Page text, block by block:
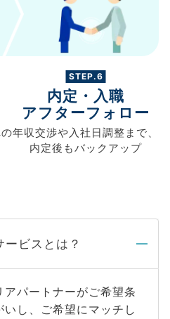
STEP.6
内定・入職
アフターフォロー
年収交渉や入社日調整まで、
内定後もバックアップ
ービスとは？
アパートナーがご希望条
し、ご希望にマッチし